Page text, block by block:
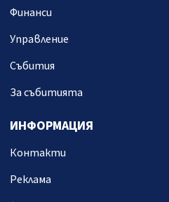
Финанси
Управление
Събития
За събитията
ИНФОРМАЦИЯ
Контакти
Реклама